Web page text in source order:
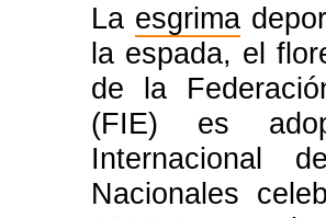
La esgrima
la espada, el
de la
(FIE) es
Internacional
Nacionales